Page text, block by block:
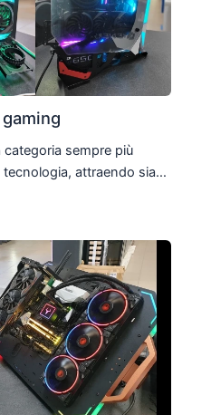
sempre più
tecnologia, attraendo sia…